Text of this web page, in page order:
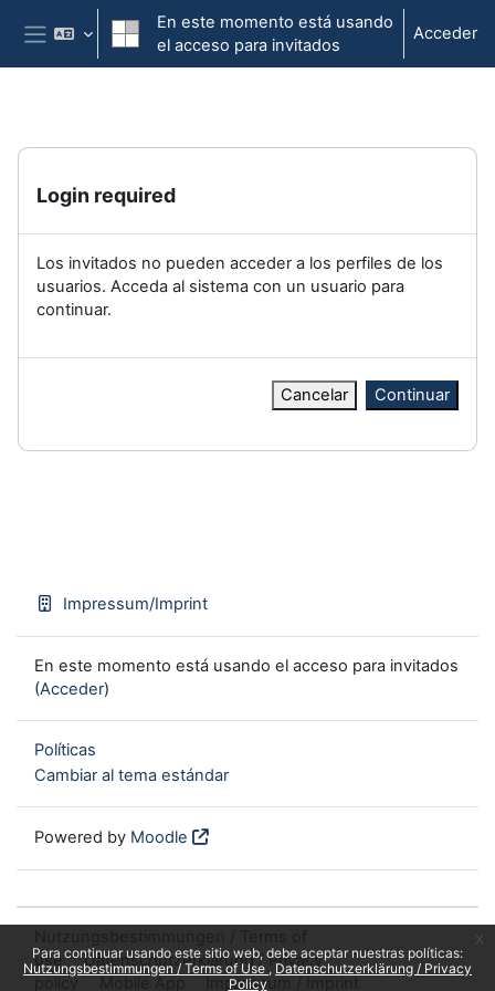
Salta al contenido principal
Para continuar usando este sitio web, debe aceptar nuestras políticas:
Nutzungsbestimmungen / Terms of Use
Datenschutzerklärung / Privacy
Policy
Panel lateral
En este momento está usando
el acceso para invitados
Acceder
Login required
Los invitados no pueden acceder a los perfiles de los
usuarios. Acceda al sistema con un usuario para
continuar.
Cancelar Continuar
Impressum/Imprint
En este momento está usando el acceso para invitados
(Acceder)
Políticas
Cambiar al tema estándar
Powered by Moodle
use
Datenschutzerklärung / Privacy
policy
Mobile App Impressum / Imprint